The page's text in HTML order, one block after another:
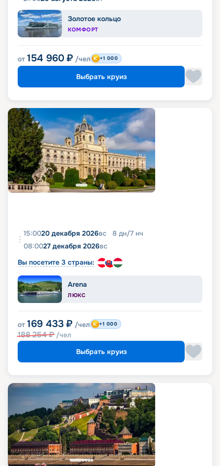
Золотое кольцо
КОМФОРТ
от 154 960 ₽ /чел +1 000
Выбрать круиз
15:0020 декабря 2026вс 8 дн/7 нч
08:0027 декабря 2026вс
Вы посетите 3 страны:
Arena
ЛЮКС
от 169 433 ₽ /чел
188 254₽ /чел
+1 000
Выбрать круиз